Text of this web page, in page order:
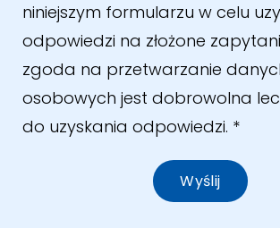
niniejszym formularzu w celu
odpowiedzi na złożone
zgoda na przetwarzanie
osobowych jest dobrowolna
do uzyskania odpowiedzi. *
Wyślij